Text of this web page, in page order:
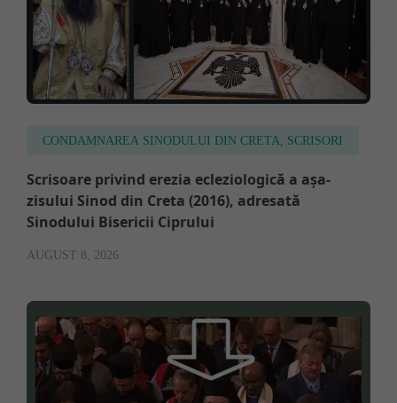
CONDAMNAREA SINODULUI DIN CRETA, SCRISORI
Scrisoare privind erezia ecleziologică a așa-
zisului Sinod din Creta (2016), adresată
Sinodului Bisericii Ciprului
AUGUST 8, 2026